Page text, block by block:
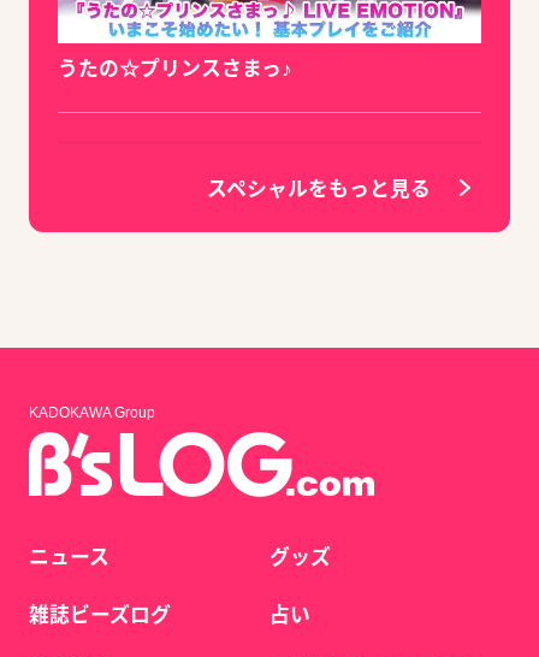
うたの☆プリンスさまっ♪
スペシャルをもっと見る
KADOKAWA Group
ニュース
雑誌ビーズログ
グッズ
占い